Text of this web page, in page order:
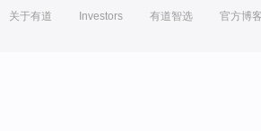
关于有道 Investors 有道智选 官方博客